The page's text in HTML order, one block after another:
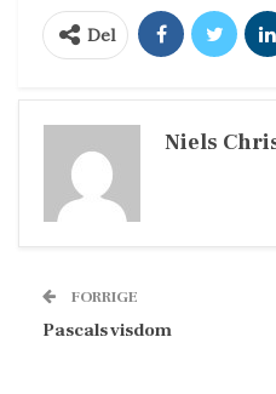
Del
Niels
FORRIGE
Pascals visdom